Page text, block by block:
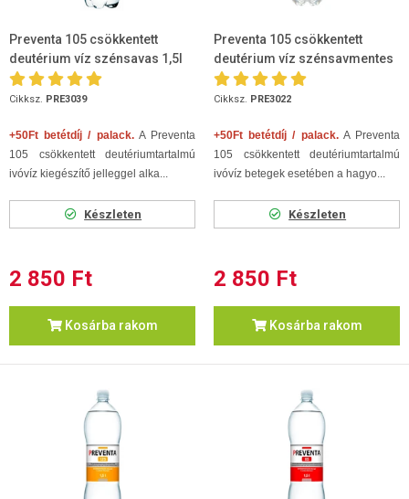
Preventa 105 csökkentett
deutérium víz szénsavas 1,5l
Cikksz. PRE3039
+50Ft betétdíj / palack.A Preventa
105 csökkentett deutériumtartalmú
ivóvíz kiegészítő jelleggel alka...
Készleten
2 850 Ft
Kosárba rakom
Preventa 105 csökkentett
deutérium víz szénsavmentes
1,5l
Cikksz. PRE3022
+50Ft betétdíj / palack.A Preventa
105 csökkentett deutériumtartalmú
ivóvíz betegek esetében a hagyo...
Készleten
2 850 Ft
Kosárba rakom